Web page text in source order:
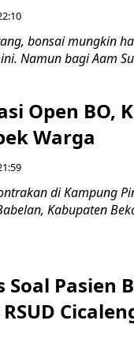
bonsai mungkin
Namun bagi Aam
Open BO,
Warga
di Kampung
Kabupaten
Pasien